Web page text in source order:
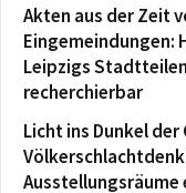
Akten aus der Zeit
Eingemeindungen:
Leipzigs
recherchierbar
Licht ins Dunkel der
Ausstellungsräume